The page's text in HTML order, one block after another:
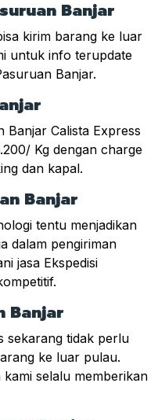
Banjar
kirim barang ke luar
untuk info terupdate
Banjar.
Banjar Calista Express
Kg dengan charge
dan kapal.
Banjar
tentu menjadikan
dalam pengiriman
jasa Ekspedisi
Banjar
sekarang tidak perlu
ke luar pulau.
selalu memberikan